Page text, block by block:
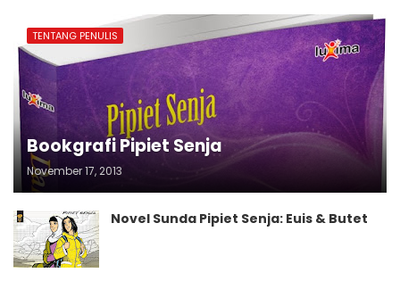
TENTANG PENULIS
Bookgrafi Pipiet Senja
November 17, 2013
Novel Sunda Pipiet Senja: Euis & Butet